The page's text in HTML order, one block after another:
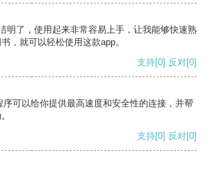
明了，使用起来非常容易上手，让我能够快速熟
，就可以轻松使用这款app。
支持[0] 反对[0]
可以给你提供最高速度和安全性的连接，并帮
支持[0] 反对[0]